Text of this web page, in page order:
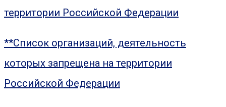
территории Российской Федерации
**Список организаций, деятельность
которых запрещена на территории
Российской Федерации